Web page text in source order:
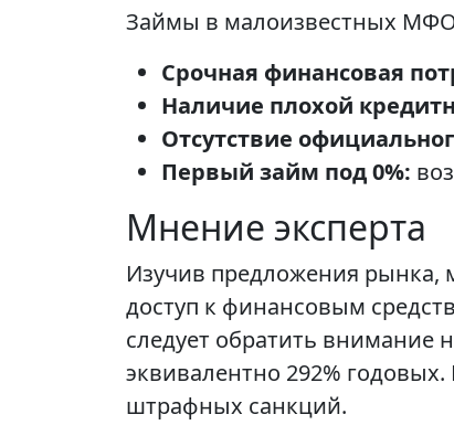
Займы в малоизвестных
Срочная финансовая
Наличие плохой
Отсутствие
Первый займ под 0%:
Мнение эксперта
Изучив предложения
доступ к финансовым
следует обратить внимание
эквивалентно 292%
штрафных санкций.